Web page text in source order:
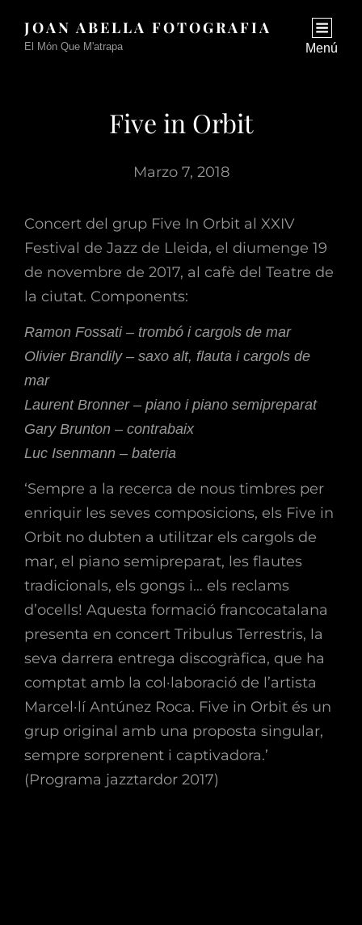
JOAN ABELLA FOTOGRAFIA
El Món Que M'atrapa Menú
Five in Orbit
Marzo 7, 2018
Concert del grup Five In Orbit al XXIV
Festival de Jazz de Lleida, el diumenge 19
de novembre de 2017, al cafè del Teatre de
la ciutat. Components:
Ramon Fossati – trombó i cargols de mar
Olivier Brandily – saxo alt, flauta i cargols de
mar
Laurent Bronner – piano i piano semipreparat
Gary Brunton – contrabaix
Luc Isenmann – bateria
‘Sempre a la recerca de nous timbres per
enriquir les seves composicions, els Five in
Orbit no dubten a utilitzar els cargols de
mar, el piano semipreparat, les flautes
tradicionals, els gongs i… els reclams
d’ocells! Aquesta formació francocatalana
presenta en concert Tribulus Terrestris, la
seva darrera entrega discogràfica, que ha
comptat amb la col·laboració de l’artista
Marcel·lí Antúnez Roca. Five in Orbit és un
grup original amb una proposta singular,
sempre sorprenent i captivadora.’
(Programa jazztardor 2017)